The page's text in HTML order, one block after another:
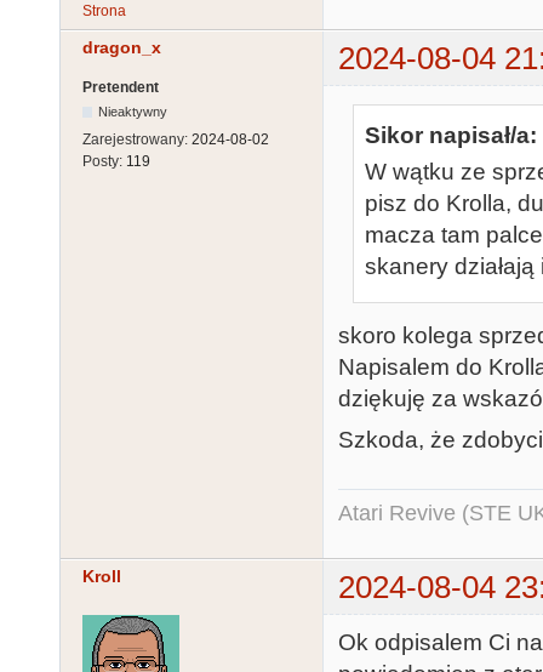
Strona
dragon_x 2024-08-04
Pretendent
Nieaktywny
Zarejestrowany: 2024-08-02
Posty: 119
Sikor napisał/a:
W wątku ze
pisz do Krolla,
macza tam
skanery
skoro kolega
Napisalem do
dziękuję za
Szkoda, że
Atari Revive (STE
Kroll 2024-08-04
Ok odpisalem Ci